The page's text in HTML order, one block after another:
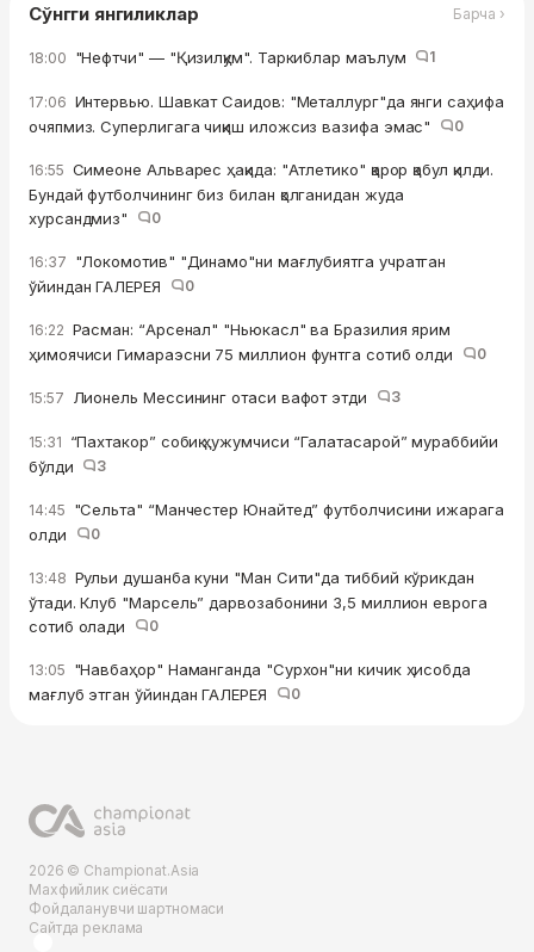
Сўнгги янгиликлар Барча ›
18:00 "Нефтчи" — "Қизилқум". Таркиблар маълум 1
17:06 Интервью. Шавкат Саидов: "Металлург"да янги саҳифа
очяпмиз. Суперлигага чиқиш иложсиз вазифа эмас"
0
16:55 Симеоне Альварес ҳақида: "Атлетико" қарор қабул қилди.
Бундай футболчининг биз билан қолганидан жуда
хурсандмиз"
0
16:37 "Локомотив" "Динамо"ни мағлубиятга учратган
ўйиндан ГАЛЕРЕЯ
0
16:22 Расман: “Арсенал" "Ньюкасл" ва Бразилия ярим
ҳимоячиси Гимараэсни 75 миллион фунтга сотиб олди
0
15:57 Лионель Мессининг отаси вафот этди 3
15:31 “Пахтакор” собиқ ҳужумчиси “Галатасарой” мураббийи
бўлди
3
14:45 "Сельта" “Манчестер Юнайтед” футболчисини ижарага
олди
0
13:48 Рульи душанба куни "Ман Сити"да тиббий кўрикдан
ўтади. Клуб "Марсель” дарвозабонини 3,5 миллион еврога
сотиб олади
0
13:05 "Навбаҳор" Наманганда "Сурхон"ни кичик ҳисобда
мағлуб этган ўйиндан ГАЛЕРЕЯ
0
2026 © Championat.Asia
Махфийлик сиёсати
Фойдаланувчи шартномаси
Сайтда реклама